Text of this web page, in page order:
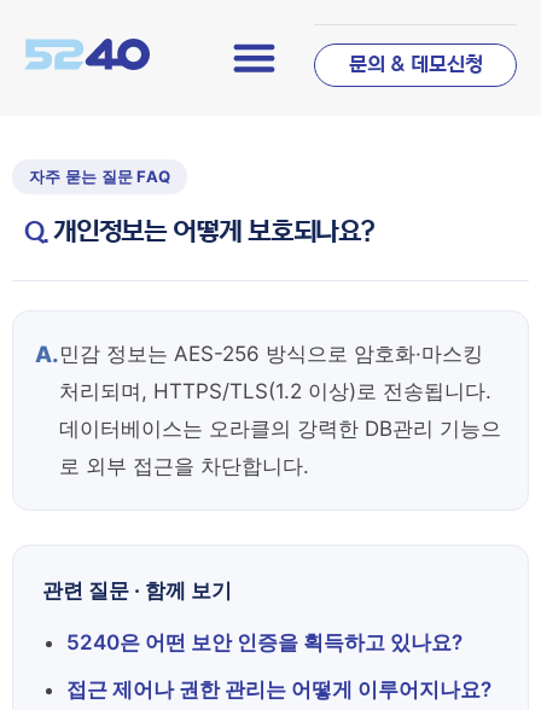
문의 & 데모신청
개인정보는 어떻게 보호되나요?
A.민감 정보는 AES-256 방식으로 암호화·마스킹
처리되며, HTTPS/TLS(1.2 이상)로 전송됩니다.
데이터베이스는 오라클의 강력한 DB관리 기능으
로 외부 접근을 차단합니다.
관련 질문 · 함께 보기
5240은 어떤 보안 인증을 획득하고 있나요?
접근 제어나 권한 관리는 어떻게 이루어지나요?